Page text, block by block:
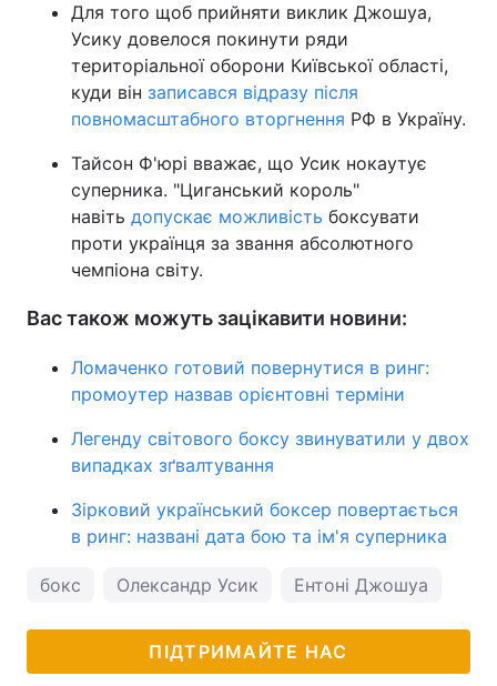
Для того щоб прийняти виклик Джошуа,
Усику довелося покинути ряди
територіальної оборони Київської області,
куди він записався відразу після
повномасштабного вторгнення РФ в Україну.
Тайсон Ф'юрі вважає, що Усик нокаутує
суперника. "Циганський король"
навіть допускає можливість боксувати
проти українця за звання абсолютного
чемпіона світу.
Вас також можуть зацікавити новини:
Ломаченко готовий повернутися в ринг:
промоутер назвав орієнтовні терміни
Легенду світового боксу звинуватили у двох
випадках зґвалтування
Зірковий український боксер повертається
в ринг: названі дата бою та ім'я суперника
бокс Олександр Усик Ентоні Джошуа
ПІДТРИМАЙТЕ НАС